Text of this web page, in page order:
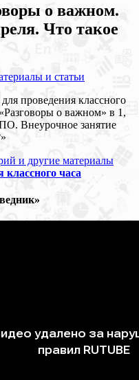
о важном.
Что такое
и статьи
проведения классного
о важном» в 1,
Внеурочное занятие
и другие материалы
часа